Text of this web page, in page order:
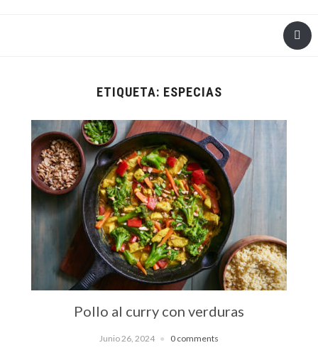
ETIQUETA: ESPECIAS
Pollo al curry con verduras
Junio 26, 2024 0 comments